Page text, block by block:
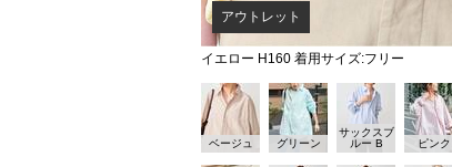
イエロー H160 着用サイズ:フリー
アウトレット
ベージュ グリーン
サックスブ
ルー B
ピンク